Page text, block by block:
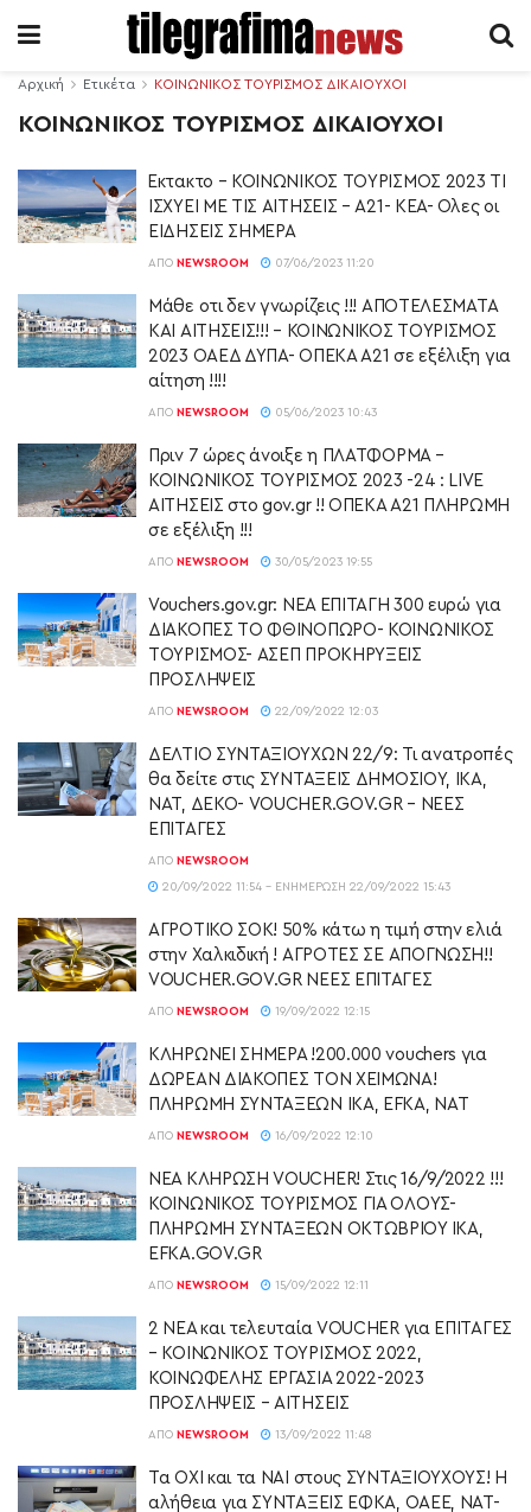
Αρχική Ετικέτα ΚΟΙΝΩΝΙΚΟΣ ΤΟΥΡΙΣΜΟΣ ΔΙΚΑΙΟΥΧΟΙ
ΚΟΙΝΩΝΙΚΟΣ ΤΟΥΡΙΣΜΟΣ ΔΙΚΑΙΟΥΧΟΙ
Έκτακτο – ΚΟΙΝΩΝΙΚΟΣ ΤΟΥΡΙΣΜΟΣ 2023 ΤΙ
ΙΣΧΥΕΙ ΜΕ ΤΙΣ ΑΙΤΗΣΕΙΣ – Α21- ΚΕΑ- Ολες οι
ΕΙΔΗΣΕΙΣ ΣΗΜΕΡΑ
ΑΠΌ NEWSROOM 07/06/2023 11:20
Μάθε οτι δεν γνωρίζεις !!! ΑΠΟΤΕΛΕΣΜΑΤΑ
ΚΑΙ ΑΙΤΗΣΕΙΣ!!! – ΚΟΙΝΩΝΙΚΟΣ ΤΟΥΡΙΣΜΟΣ
2023 ΟΑΕΔ ΔΥΠΑ- ΟΠΕΚΑ Α21 σε εξέλιξη για
αίτηση !!!!
ΑΠΌ NEWSROOM 05/06/2023 10:43
Πριν 7 ώρες άνοιξε η ΠΛΑΤΦΟΡΜΑ –
ΚΟΙΝΩΝΙΚΟΣ ΤΟΥΡΙΣΜΟΣ 2023 -24 : LIVE
ΑΙΤΗΣΕΙΣ στο gov.gr !! ΟΠΕΚΑ Α21 ΠΛΗΡΩΜΗ
σε εξέλιξη !!!
ΑΠΌ NEWSROOM 30/05/2023 19:55
Vouchers.gov.gr: ΝΕΑ ΕΠΙΤΑΓΗ 300 ευρώ για
ΔΙΑΚΟΠΕΣ ΤΟ ΦΘΙΝΟΠΩΡΟ- ΚΟΙΝΩΝΙΚΟΣ
ΤΟΥΡΙΣΜΟΣ- ΑΣΕΠ ΠΡΟΚΗΡΥΞΕΙΣ
ΠΡΟΣΛΗΨΕΙΣ
ΑΠΌ NEWSROOM 22/09/2022 12:03
ΔΕΛΤΙΟ ΣΥΝΤΑΞΙΟΥΧΩΝ 22/9: Τι ανατροπές
θα δείτε στις ΣΥΝΤΑΞΕΙΣ ΔΗΜΟΣΙΟΥ, ΙΚΑ,
ΝΑΤ, ΔΕΚΟ- VOUCHER.GOV.GR – ΝΕΕΣ
ΕΠΙΤΑΓΕΣ
ΑΠΌ NEWSROOM
20/09/2022 11:54 - ΕΝΗΜΈΡΩΣΗ 22/09/2022 15:43
ΑΓΡΟΤΙΚΟ ΣΟΚ! 50% κάτω η τιμή στην ελιά
στην Χαλκιδική ! ΑΓΡΟΤΕΣ ΣΕ ΑΠΟΓΝΩΣΗ!!
VOUCHER.GOV.GR ΝΕΕΣ ΕΠΙΤΑΓΕΣ
ΑΠΌ NEWSROOM 19/09/2022 12:15
ΚΛΗΡΩΝΕΙ ΣΗΜΕΡΑ !200.000 vouchers για
ΔΩΡΕΑΝ ΔΙΑΚΟΠΕΣ ΤΟΝ ΧΕΙΜΩΝΑ!
ΠΛΗΡΩΜΗ ΣΥΝΤΑΞΕΩΝ ΙΚΑ, EFKA, ΝΑΤ
ΑΠΌ NEWSROOM 16/09/2022 12:10
ΝΕΑ ΚΛΗΡΩΣΗ VOUCHER! Στις 16/9/2022 !!!
ΚΟΙΝΩΝΙΚΟΣ ΤΟΥΡΙΣΜΟΣ ΓΙΑ ΟΛΟΥΣ-
ΠΛΗΡΩΜΗ ΣΥΝΤΑΞΕΩΝ ΟΚΤΩΒΡΙΟΥ ΙΚΑ,
EFKA.GOV.GR
ΑΠΌ NEWSROOM 15/09/2022 12:11
2 ΝΕΑ και τελευταία VOUCHER για ΕΠΙΤΑΓΕΣ
– ΚΟΙΝΩΝΙΚΟΣ ΤΟΥΡΙΣΜΟΣ 2022,
ΚΟΙΝΩΦΕΛΗΣ ΕΡΓΑΣΙΑ 2022-2023
ΠΡΟΣΛΗΨΕΙΣ – ΑΙΤΗΣΕΙΣ
ΑΠΌ NEWSROOM 13/09/2022 11:48
Τα ΟΧΙ και τα ΝΑΙ στους ΣΥΝΤΑΞΙΟΥΧΟΥΣ! Η
αλήθεια για ΣΥΝΤΑΞΕΙΣ ΕΦΚΑ, ΟΑΕΕ, ΝΑΤ-